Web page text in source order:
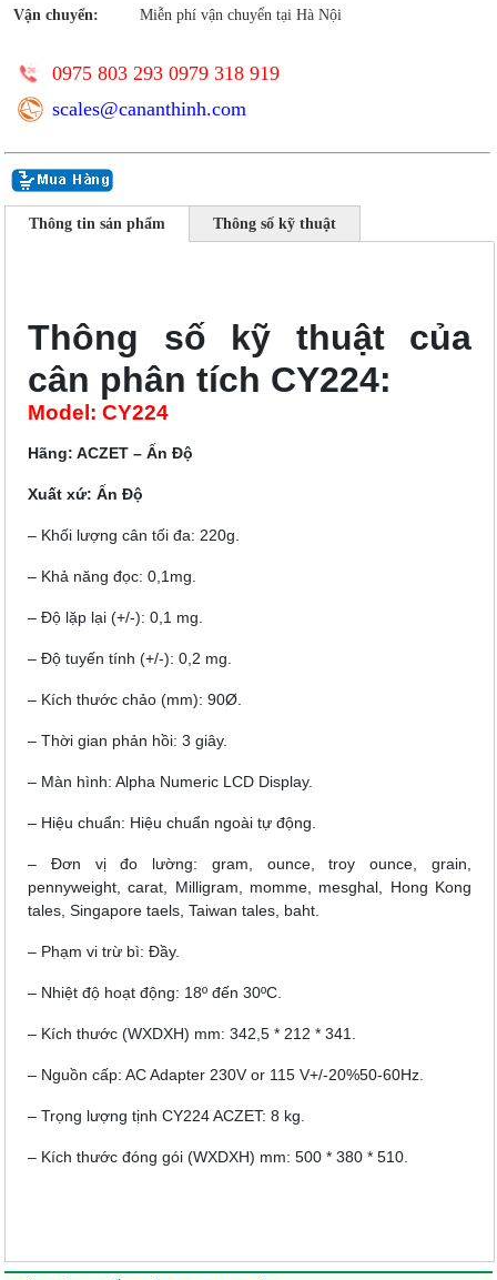
Vận chuyển:
Miễn phí vận chuyển tại Hà Nội
0975 803 293 0979 318 919
scales@cananthinh.com
Thông tin sản phẩm Thông số kỹ thuật
Thông số kỹ thuật của
cân phân tích CY224:
Model: CY224
Hãng: ACZET – Ấn Độ
Xuất xứ: Ấn Độ
– Khối lượng cân tối đa: 220g.
– Khả năng đọc: 0,1mg.
– Độ lặp lại (+/-): 0,1 mg.
– Độ tuyến tính (+/-): 0,2 mg.
– Kích thước chảo (mm): 90Ø.
– Thời gian phản hồi: 3 giây.
– Màn hình: Alpha Numeric LCD Display.
– Hiệu chuẩn: Hiệu chuẩn ngoài tự động.
– Đơn vị đo lường: gram, ounce, troy ounce, grain,
pennyweight, carat, Milligram, momme, mesghal, Hong Kong
tales, Singapore taels, Taiwan tales, baht.
– Phạm vi trừ bì: Đầy.
– Nhiệt độ hoạt động: 18º đến 30ºC.
– Kích thước (WXDXH) mm: 342,5 * 212 * 341.
– Nguồn cấp: AC Adapter 230V or 115 V+/-20%50-60Hz.
– Trọng lượng tịnh CY224 ACZET: 8 kg.
– Kích thước đóng gói (WXDXH) mm: 500 * 380 * 510.